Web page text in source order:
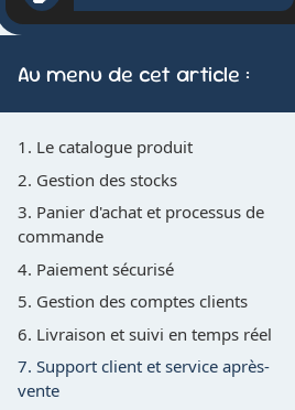
Au menu de cet article :
1. Le catalogue produit
2. Gestion des stocks
3. Panier d'achat et processus de
commande
4. Paiement sécurisé
5. Gestion des comptes clients
6. Livraison et suivi en temps réel
7. Support client et service après-
vente